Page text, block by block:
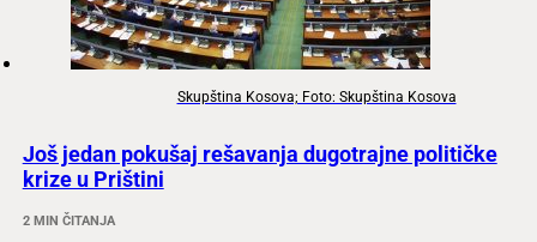
Skupština Kosova; Foto: Skupština Kosova
Još jedan pokušaj rešavanja dugotrajne političke
krize u Prištini
2 MIN ČITANJA